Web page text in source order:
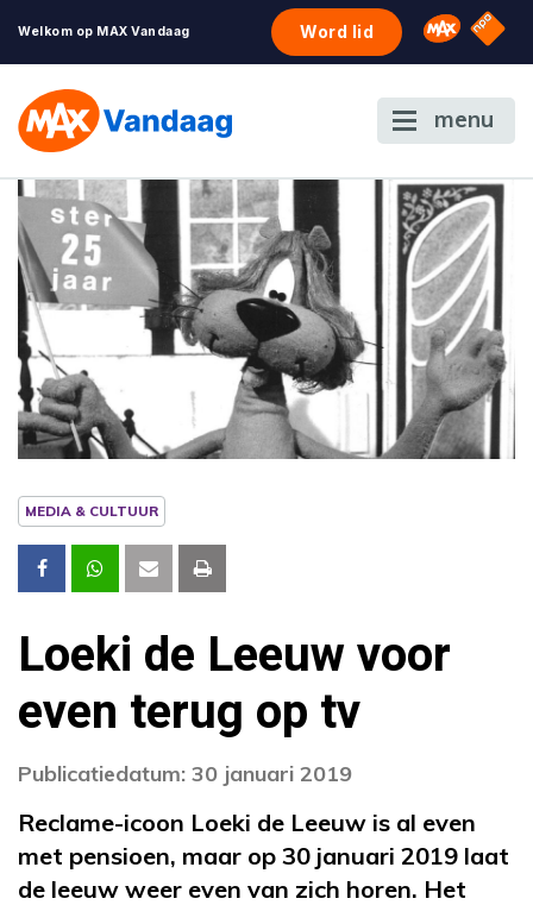
Welkom op MAX Vandaag Word lid Omroep
NPO
menu
MEDIA & CULTUUR
Loeki de Leeuw voor
even terug op tv
Publicatiedatum: 30 januari 2019
Reclame-icoon Loeki de Leeuw is al even
met pensioen, maar op 30 januari 2019 laat
de leeuw weer even van zich horen. Het